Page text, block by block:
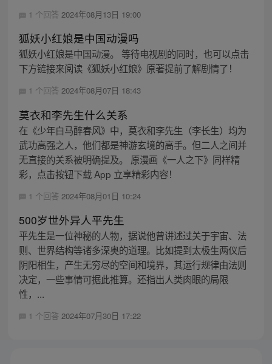
1 个回答 2024年08月13日 19:00
狐妖小红娘是中国动漫吗
狐妖小红娘是中国动漫。 等待电视剧的同时，也可以点击
下方链接来阅读《狐妖小红娘》原著提前了解剧情了！
1 个回答 2024年08月07日 18:43
莫衣和李先生什么关系
在《少年白马醉春风》中，莫衣和李先生（李长生）均为
武功高强之人，他们都是神游玄境的高手。但二人之间并
无直接的关系被明确提及。 原漫画《一人之下》同样精
彩，点击按钮下载 App 立享精彩内容！
1 个回答 2024年08月01日 10:24
500岁世外异人平先生
平先生是一位神秘的人物，据说他曾讲述过关于宇宙、法
则、世界结构等诸多深奥的道理。比如提到太极生两仪后
阴阳相生，产生无穷尽的空间和境界，其运行规律由法则
决定，一些事情可据此推算。还指出人类肉眼的局限
性，...
1 个回答 2024年07月30日 17:22